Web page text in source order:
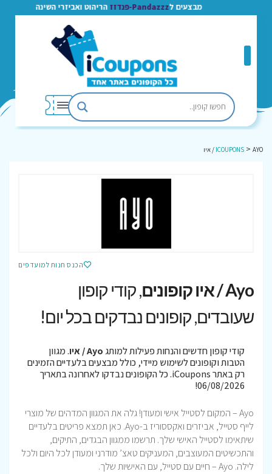
מבצעים לPandazzz-פנדזז הריהוט ואביזרי השינה
ICOUPONS > AYO / איו
הכנס חנות למועדפים
Ayo / איו קופונים
, קודי קופון
שעובדים, קופונים נבדקים בכל יום!
קודי קופון חדשים והנחות פעילות למותגAyo / איו
. מגוון
הטבות וקופונים לשימוש מיידי, כולל מבצעים בלעדיים הזמינים
רק באתר iCoupons. כל הקופונים נבדקו לאחרונה בתאריך
06/08/2026!
Ayo – המקום לסטייל אישי ומעודן! גלה את המגוון המדהים של מוצרי
לייף סטייל, אביזרים ואקססוריז ב-Ayo. כאן תמצא פריטים בלעדיים
שיתאימו לסטייל האישי שלך. תרשמו ממגוון הבגדים, התיקים,
והתכשיטים המעוצבים, המעניקים טאצ’ מודרני ומעודן לכל היום ולכל
לילה. Ayo – חיים עם סטייל, עם האישיות שלך.